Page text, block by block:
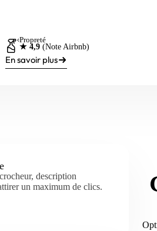
Propreté
★ 4,9 (Note Airbnb)
En savoir plus
description
un maximum de clics.